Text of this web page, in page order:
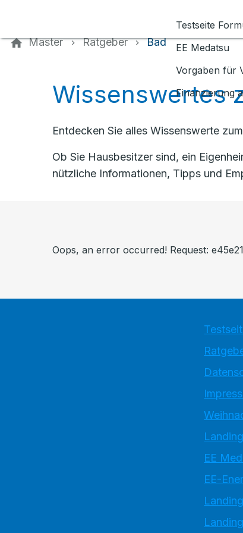
Testseite
EE Medatsu
Vorgaben für
Finanzierung
Master Ratgeber Bad
Wissenswertes
Entdecken Sie alles Wissenswerte
Ob Sie Hausbesitzer sind, ein
nützliche Informationen, Tipps und
Oops, an error occurred! Request:
EE
EE-